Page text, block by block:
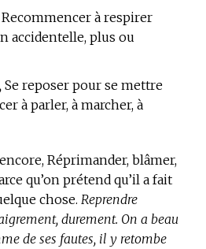
Recommencer à respirer
accidentelle, plus ou
Se reposer pour se mettre
à parler, à marcher, à
Réprimander, blâmer,
qu’on prétend qu’il a fait
chose. Reprendre
durement. On a beau
de ses fautes, il y retombe